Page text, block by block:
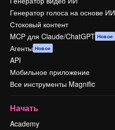
Генератор голоса на основе ИИ
Стоковый контент
MCP для Claude/ChatGPT Новое
Агенты Новое
API
Мобильное приложение
Все инструменты Magnific
Начать
Academy